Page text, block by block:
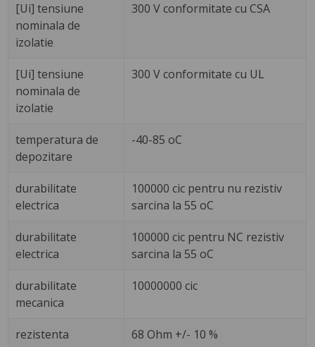
[Ui] tensiune
nominala de
izolatie
300 V conformitate cu CSA
[Ui] tensiune
nominala de
izolatie
300 V conformitate cu UL
temperatura de
depozitare
-40-85 oC
durabilitate
electrica
100000 cic pentru nu rezistiv
sarcina la 55 oC
durabilitate
electrica
100000 cic pentru NC rezistiv
sarcina la 55 oC
durabilitate
mecanica
10000000 cic
rezistenta 68 Ohm +/- 10 %